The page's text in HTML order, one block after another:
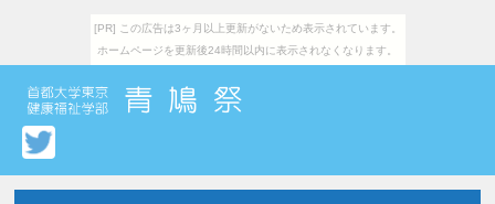
[PR] この広告は3ヶ月以上更新がないため表示されています。
ホームページを更新後24時間以内に表示されなくなります。